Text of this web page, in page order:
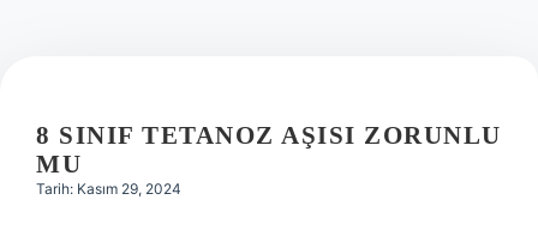
8 SINIF TETANOZ AŞISI ZORUNLU
MU
Tarih: Kasım 29, 2024